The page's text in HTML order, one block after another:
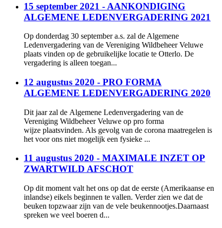
15 september 2021 - AANKONDIGING
ALGEMENE LEDENVERGADERING 2021
Op donderdag 30 september a.s. zal de Algemene
Ledenvergadering van de Vereniging Wildbeheer Veluwe
plaats vinden op de gebruikelijke locatie te Otterlo. De
vergadering is alleen toegan...
12 augustus 2020 - PRO FORMA
ALGEMENE LEDENVERGADERING 2020
Dit jaar zal de Algemene Ledenvergadering van de
Vereniging Wildbeheer Veluwe op pro forma
wijze plaatsvinden. Als gevolg van de corona maatregelen is
het voor ons niet mogelijk een fysieke ...
11 augustus 2020 - MAXIMALE INZET OP
ZWARTWILD AFSCHOT
Op dit moment valt het ons op dat de eerste (Amerikaanse en
inlandse) eikels beginnen te vallen. Verder zien we dat de
beuken topzwaar zijn van de vele beukennootjes.Daarnaast
spreken we veel boeren d...